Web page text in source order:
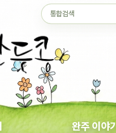
통합검색
완주 이야기